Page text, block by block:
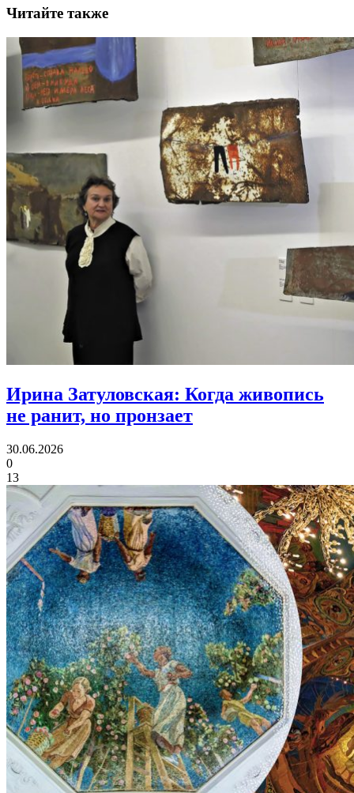
Читайте также
Ирина Затуловская: Когда живопись
не ранит, но пронзает
30.06.2026
0
13